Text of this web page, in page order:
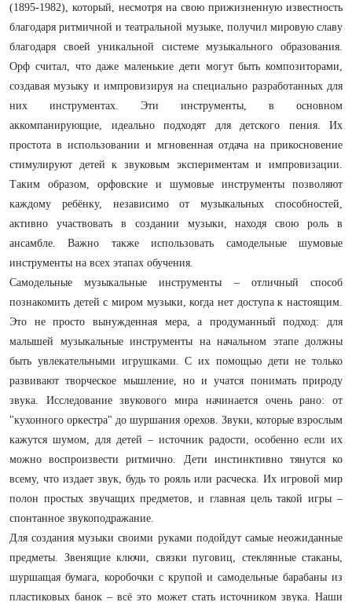
(1895-1982), который, несмотря на свою прижизненную известность
благодаря ритмичной и театральной музыке, получил мировую славу
благодаря своей уникальной системе музыкального образования.
Орф считал, что даже маленькие дети могут быть композиторами,
создавая музыку и импровизируя на специально разработанных для
них инструментах. Эти инструменты, в основном
аккомпанирующие, идеально подходят для детского пения. Их
простота в использовании и мгновенная отдача на прикосновение
стимулируют детей к звуковым экспериментам и импровизации.
Таким образом, орфовские и шумовые инструменты позволяют
каждому ребёнку, независимо от музыкальных способностей,
активно участвовать в создании музыки, находя свою роль в
ансамбле. Важно также использовать самодельные шумовые
инструменты на всех этапах обучения.
Самодельные музыкальные инструменты – отличный способ
познакомить детей с миром музыки, когда нет доступа к настоящим.
Это не просто вынужденная мера, а продуманный подход: для
малышей музыкальные инструменты на начальном этапе должны
быть увлекательными игрушками. С их помощью дети не только
развивают творческое мышление, но и учатся понимать природу
звука. Исследование звукового мира начинается очень рано: от
"кухонного оркестра" до шуршания орехов. Звуки, которые взрослым
кажутся шумом, для детей – источник радости, особенно если их
можно воспроизвести ритмично. Дети инстинктивно тянутся ко
всему, что издает звук, будь то рояль или расческа. Их игровой мир
полон простых звучащих предметов, и главная цель такой игры –
спонтанное звукоподражание.
Для создания музыки своими руками подойдут самые неожиданные
предметы. Звенящие ключи, связки пуговиц, стеклянные стаканы,
шуршащая бумага, коробочки с крупой и самодельные барабаны из
пластиковых банок – всё это может стать источником звука. Наши